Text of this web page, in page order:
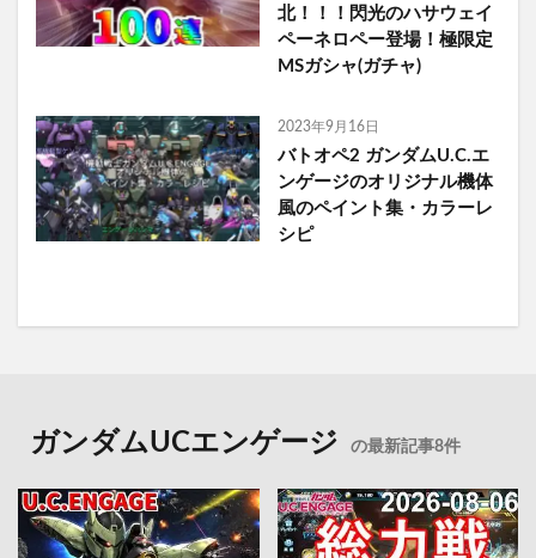
北！！！閃光のハサウェイ
ペーネロペー登場！極限定
MSガシャ(ガチャ)
2023年9月16日
バトオペ2 ガンダムU.C.エ
ンゲージのオリジナル機体
風のペイント集・カラーレ
シピ
ガンダムUCエンゲージ の最新記事8件